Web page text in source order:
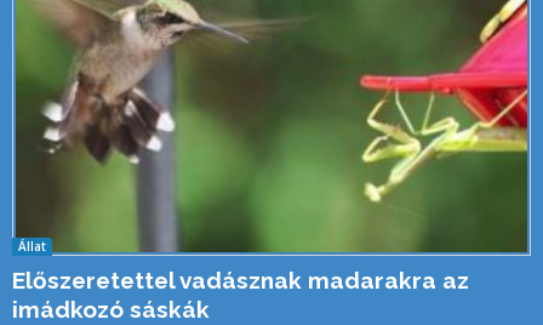
Állat
Előszeretettel vadásznak madarakra az
imádkozó sáskák